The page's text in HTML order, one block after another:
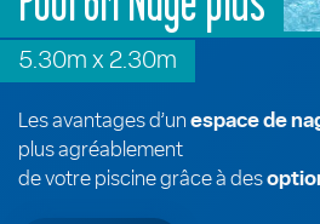
5.30m x 2.30m
Les avantages d’un espace de
plus agréablement
de votre piscine grâce à des